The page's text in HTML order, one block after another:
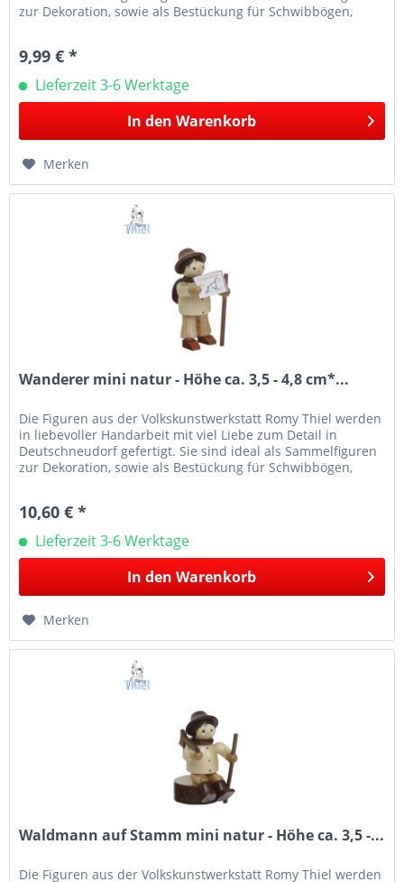
zur Dekoration, sowie als Bestückung für Schwibbögen,
9,99 € *
Lieferzeit 3-6 Werktage
In den Warenkorb
Merken
Wanderer mini natur - Höhe ca. 3,5 - 4,8 cm*...
Die Figuren aus der Volkskunstwerkstatt Romy Thiel werden
in liebevoller Handarbeit mit viel Liebe zum Detail in
Deutschneudorf gefertigt. Sie sind ideal als Sammelfiguren
zur Dekoration, sowie als Bestückung für Schwibbögen,
10,60 € *
Lieferzeit 3-6 Werktage
In den Warenkorb
Merken
Waldmann auf Stamm mini natur - Höhe ca. 3,5 -...
Die Figuren aus der Volkskunstwerkstatt Romy Thiel werden